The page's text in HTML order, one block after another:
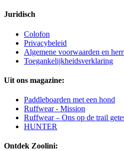
Juridisch
Colofon
Privacybeleid
Algemene voorwaarden en
Toegankelijkheidsverklaring
Uit ons magazine:
Paddleboarden met een hond
Ruffwear - Mission
Ruffwear – Ons op de trail
HUNTER
Ontdek Zoolini: